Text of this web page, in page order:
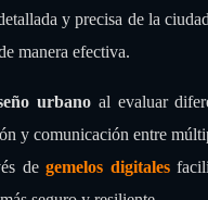
y elInternet de las
y precisa de la
urbanoal evaluar
y comunicación entre